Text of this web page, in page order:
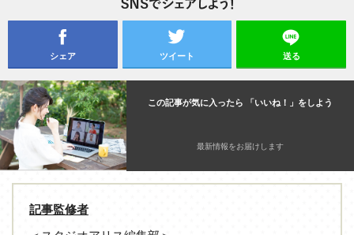
シェア ツイート 送る
この記事が気に入ったら 「いいね！」をしよう
最新情報をお届けします
記事監修者